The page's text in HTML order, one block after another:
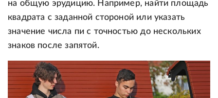
на общую эрудицию. Например, найти площадь
квадрата с заданной стороной или указать
значение числа пи с точностью до нескольких
знаков после запятой.